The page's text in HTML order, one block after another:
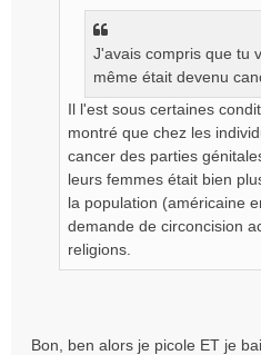
J'avais compris que tu
même était devenu
Il l'est sous certaines
montré que chez les
cancer des parties
leurs femmes était bien
la population (américaine
demande de circoncision
religions.
Bon, ben alors je picole ET je